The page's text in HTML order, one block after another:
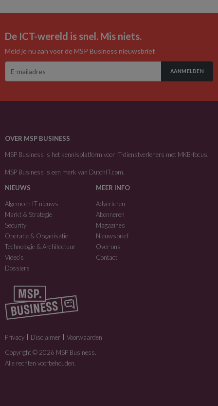
De ICT-wereld is snel. Mis niets.
Meld je nu aan voor de MSP Business nieuwsbrief.
AANMELDEN
OVER MSP BUSINESS
MSP Business is het kennisplatform voor IT-dienstverleners met MKB-focus.
MSP Business is een merk van DutchIT.com.
NIEUWS
Algemeen IT nieuws
Markt & Strategie
Security
Operatie & Organisatie
Technologie & Architectuur
Video’s
Dossiers
MEER INFO
Adverteren
Abonneren
Magazines
Nieuwsbrief
Over ons
Contact
Privacy Disclaimer
Voorwaarden
Copyright © 2026 MSP Business.
Alle rechten voorbehouden.